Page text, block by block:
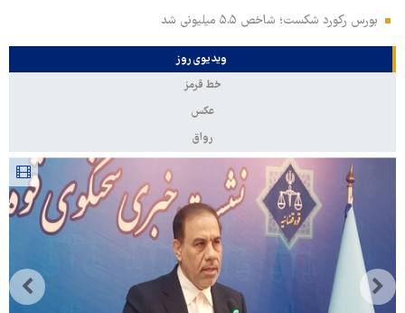
بورس رکورد شکست؛ شاخص ۵.۵ میلیونی شد
ویدیوی روز
خط قرمز
عکس
رواق